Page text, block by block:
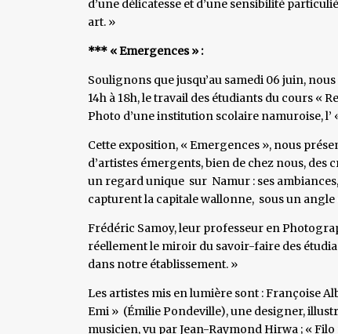
d’une délicatesse et d’une sensibilité
art. »
*** « Emergences » :
Soulignons que jusqu’au samedi 06 juin,
14h à 18h, le travail des étudiants du cours «
Photo d’une institution scolaire namuroise,
Cette exposition, « Emergences », nous
d’artistes émergents, bien de chez nous,
un regard unique sur Namur : ses
capturent la capitale wallonne, sous un
Frédéric Samoy, leur professeur en
réellement le miroir du savoir-faire des
dans notre établissement. »
Les artistes mis en lumière sont : Françoise
Emi » (Émilie Pondeville), une designer,
musicien, vu par Jean-Raymond Hirwa ; «